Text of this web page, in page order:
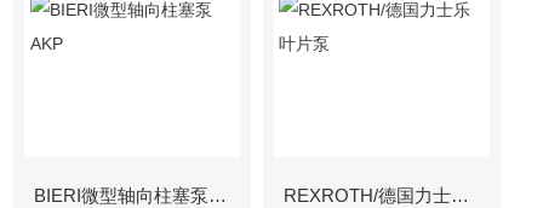
BIERI微型轴向柱塞泵AKP REXROTH/德国力士乐叶片泵